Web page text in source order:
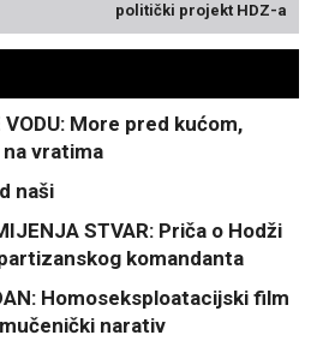
politički projekt HDZ-a
VODU: More pred kućom,
vratima
naši
STVAR: Priča o Hodži
komandanta
Homoseksploatacijski film
narativ